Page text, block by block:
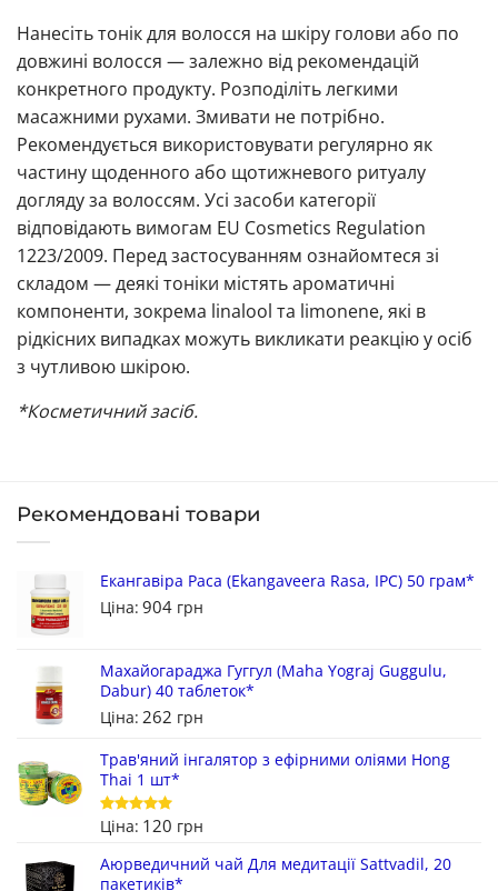
Нанесіть тонік для волосся на шкіру голови або по
довжині волосся — залежно від рекомендацій
конкретного продукту. Розподіліть легкими
масажними рухами. Змивати не потрібно.
Рекомендується використовувати регулярно як
частину щоденного або щотижневого ритуалу
догляду за волоссям. Усі засоби категорії
відповідають вимогам EU Cosmetics Regulation
1223/2009. Перед застосуванням ознайомтеся зі
складом — деякі тоніки містять ароматичні
компоненти, зокрема linalool та limonene, які в
рідкісних випадках можуть викликати реакцію у осіб
з чутливою шкірою.
*Косметичний засіб.
Рекомендовані товари
Екангавіра Раса (Ekangaveera Rasa, IPC) 50 грам*
Ціна: 904 грн
Махайогараджа Гуггул (Maha Yograj Guggulu,
Dabur) 40 таблеток*
Ціна: 262 грн
Трав'яний інгалятор з ефірними оліями Hong
Thai 1 шт*
Оцінено в
з 5
Ціна: 120 грн
Аюрведичний чай Для медитації Sattvadil, 20
пакетиків*